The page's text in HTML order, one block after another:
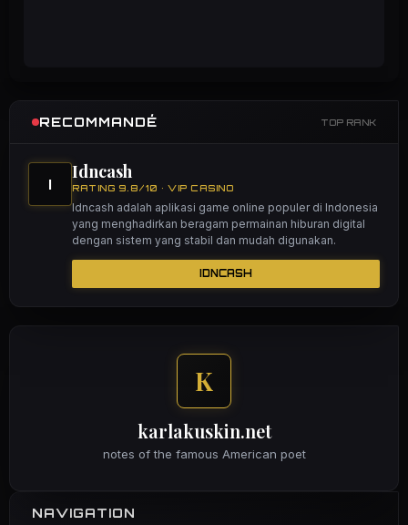
K
karlakuskin.net
notes of the famous American poet
NAVIGATION
RECOMMANDÉ TOP RANK
I
Idncash
RATING 9.8/10 • VIP CASINO
Idncash adalah aplikasi game online populer di Indonesia
yang menghadirkan beragam permainan hiburan digital
dengan sistem yang stabil dan mudah digunakan.
IDNCASH